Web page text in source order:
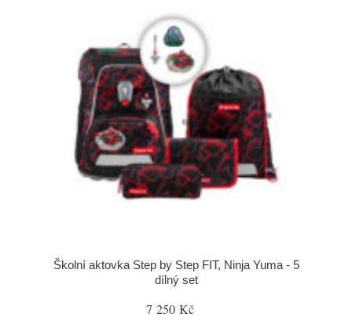
Školní aktovka Step by Step FIT, Ninja Yuma - 5
dílný set
7 250 Kč